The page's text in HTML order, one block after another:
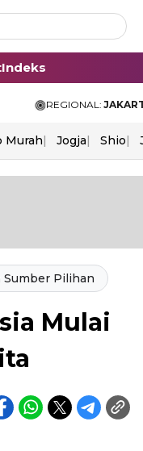
Indeks
REGIONAL:
Murah Jogja Shio
Sumber Pilihan
Mulai